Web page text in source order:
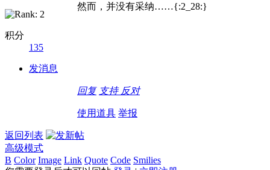
积分
135
发消息
然而，并没有采纳……{:2_28:}
回复 支持 反对
使用道具 举报
返回列表
高级模式
B Color Image Link Quote Code Smilies